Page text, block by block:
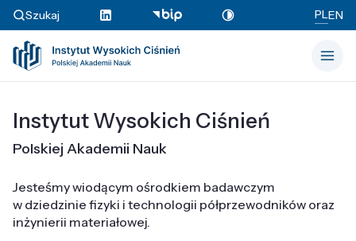
Szukaj PLEN
Instytut Wysokich Ciśnień
Polskiej Akademii Nauk
Jesteśmy wiodącym ośrodkiem badawczym
w dziedzinie fizyki i technologii półprzewodników oraz
inżynierii materiałowej.